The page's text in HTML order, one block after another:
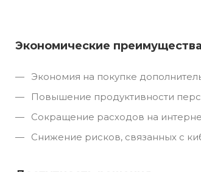
Экономические преимущества
Экономия на покупке
Повышение продуктивности
Сокращение расходов на
Снижение рисков, связанных с